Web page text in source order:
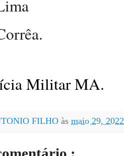
Militar MA.
FILHO às maio 29,